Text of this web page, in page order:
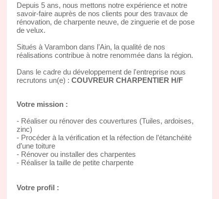
Depuis 5 ans, nous mettons notre expérience et notre
savoir-faire auprès de nos clients pour des travaux de
rénovation, de charpente neuve, de zinguerie et de pose
de velux.
Situés à Varambon dans l’Ain, la qualité de nos
réalisations contribue à notre renommée dans la région.
Dans le cadre du développement de l'entreprise nous
recrutons un(e) : COUVREUR CHARPENTIER H/F
Votre mission :
- Réaliser ou rénover des couvertures (Tuiles, ardoises,
zinc)
- Procéder à la vérification et la réfection de l’étanchéité
d’une toiture
- Rénover ou installer des charpentes
- Réaliser la taille de petite charpente
Votre profil :